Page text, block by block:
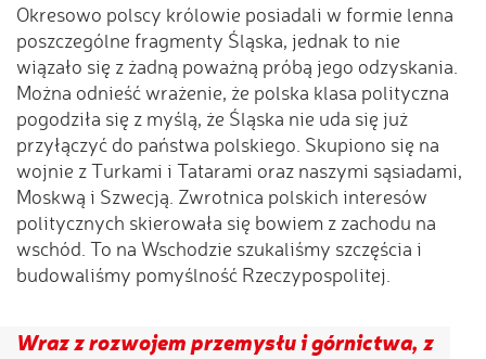
Okresowo polscy królowie posiadali w formie lenna
poszczególne fragmenty Śląska, jednak to nie
wiązało się z żadną poważną próbą jego odzyskania.
Można odnieść wrażenie, że polska klasa polityczna
pogodziła się z myślą, że Śląska nie uda się już
przyłączyć do państwa polskiego. Skupiono się na
wojnie z Turkami i Tatarami oraz naszymi sąsiadami,
Moskwą i Szwecją. Zwrotnica polskich interesów
politycznych skierowała się bowiem z zachodu na
wschód. To na Wschodzie szukaliśmy szczęścia i
budowaliśmy pomyślność Rzeczypospolitej.
Wraz z rozwojem przemysłu i górnictwa, z